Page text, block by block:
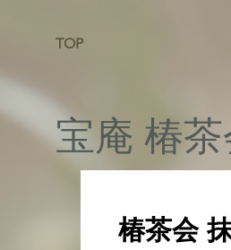
TOP
宝庵 椿
椿茶会